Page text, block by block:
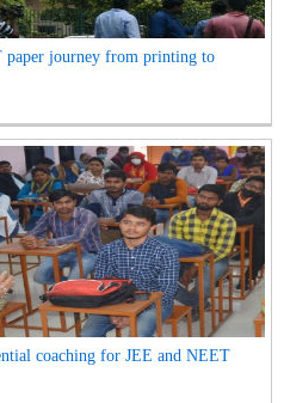
paper journey from printing to
coaching for JEE and NEET